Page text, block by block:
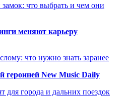
что выбрать и чем они
меняют карьеру
что нужно знать заранее
героиней New Music Daily
для города и дальних поездок